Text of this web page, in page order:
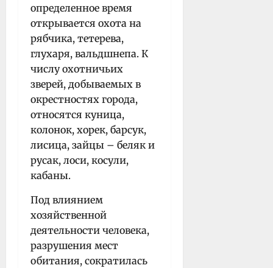
определенное время
открывается охота на
рябчика, тетерева,
глухаря, вальдшнепа. К
числу охотничьих
зверей, добываемых в
окрестностях города,
относятся куница,
колонок, хорек, барсук,
лисица, зайцы – беляк и
русак, лоси, косули,
кабаны.
Под влиянием
хозяйственной
деятельности человека,
разрушения мест
обитания, сократилась